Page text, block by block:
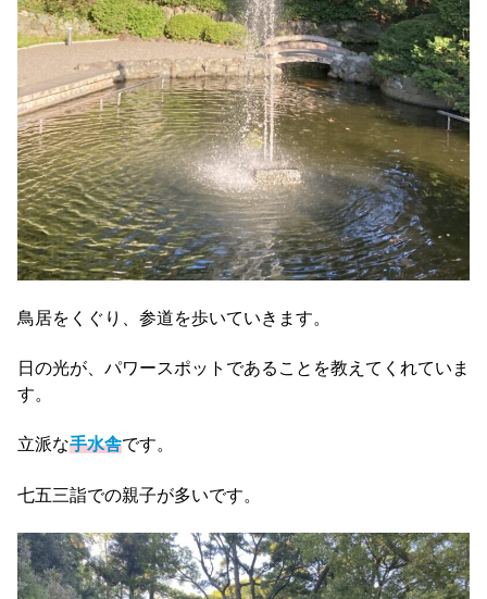
鳥居をくぐり、参道を歩いていきます。
日の光が、パワースポットであることを教えてくれていま
す。
立派な手水舎です。
七五三詣での親子が多いです。